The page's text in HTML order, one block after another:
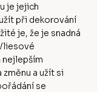
je jejich
při dekorování
je, že je snadná
nejlepším
a užít si
se